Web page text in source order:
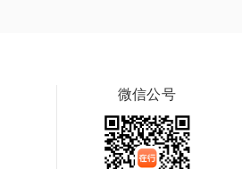
微信公号